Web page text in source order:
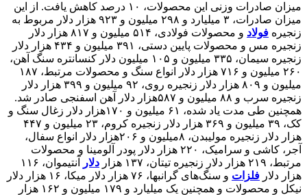
میزان صادرات وزنی این محصولات، ۱۰ درصد کاهش یافت. از این
میزان صادرات، ۳ میلیارد و ۲۹۸ میلیون و ۹۲۳ هزار دلار مربوط به
زنجیره فولاد
و محصولات فولادی، ۵۱۴ میلیون و ۸۱۷ هزار دلار
زنجیره مس و محصولات پایین دستی، ۳۹۱ میلیون و ۴۳۴ هزار دلار
زنجیره سیمان، ۳۳۵ میلیون و ۱۰۵ میلیون دلار کنسانتره سنگ آهن،
۲۶۰ میلیون و ۷۱۶ هزار دلار انواع سنگ و محصولات مرتبط، ۱۸۷
میلیون و ۸۰۹ هزار دلار زنجیره روی، ۹۲ میلیون و ۳۹۹ هزار دلار
زنجیره سرب و ۸۸ میلیون و ۵۸۷هزار دلار آهن اسفنجی صادر شد.
همچنین طی مدت یاد شده، ۶۱ میلیون و ۱۷۰هزار دلار زغال سنگ و
کک، ۳۹ میلیون و ۳۶۹ هزار دلار زنجیره کروم، ۲۳ میلیون و ۴۴۷
هزار دلار زنجیره مولیبدن، ۸میلیون و ۲۰۶هزار دلار انواع سفال،
آجر، کاشی و سرامیک، ۲۲۰ هزار دلار پودر آلومینا و محصولات
مرتبط، ۲۱۹ هزار دلار زنجیره تیتان، ۱۳۷ هزار
دلار
آنتیموان، ۱۱۶
هزار دلار فلزات
و سنگ‌های گرانبها، ۷۶ هزار دلار میکا، ۱۶ هزار دلار
نیکل و محصولات و همچنین یک میلیارد و ۱۷۹ میلیون و ۱۶۲ هزار